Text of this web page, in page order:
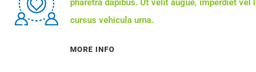
pharetra dapibus. Ut velit augue, imperdiet vel
cursus vehicula urna.
MORE INFO